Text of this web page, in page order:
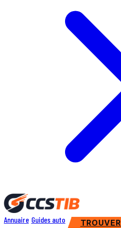
Annuaire Guides auto TROUVER